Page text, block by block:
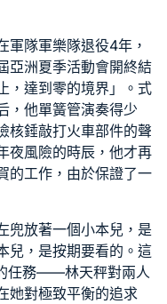
軍隊軍樂隊退役4年，
亞洲夏季活動會開終結
，達到零的境界」。式
，他單簧管演奏得少
核錘敲打火車部件的聲
夜風險的時辰，他才再
的工作，由於保證了一
兜放著一個小本兒，是
兒，是按期要看的。這
任務——林天秤對兩人
她對極致平衡的追求